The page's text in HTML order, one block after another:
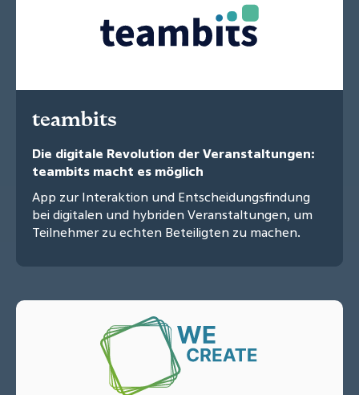
teambits
Die digitale Revolution der Veranstaltungen:
teambits macht es möglich
App zur Interaktion und Entscheidungsfindung
bei digitalen und hybriden Veranstaltungen, um
Teilnehmer zu echten Beteiligten zu machen.